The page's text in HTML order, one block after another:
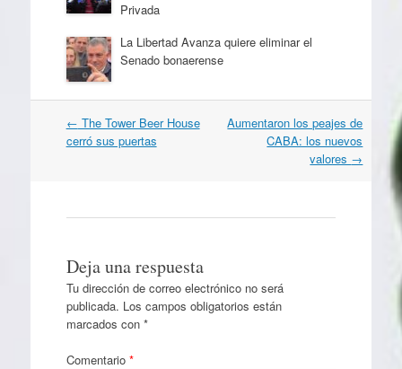
Privada
La Libertad Avanza quiere eliminar el
Senado bonaerense
Navegación
por
← The Tower Beer House
cerró sus puertas
Aumentaron los peajes de
CABA: los nuevos
valores →
Deja una respuesta
Tu dirección de correo electrónico no será
publicada. Los campos obligatorios están
marcados con *
Comentario *